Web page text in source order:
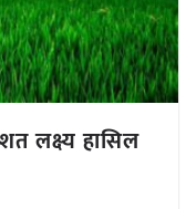
लक्ष्य हासिल